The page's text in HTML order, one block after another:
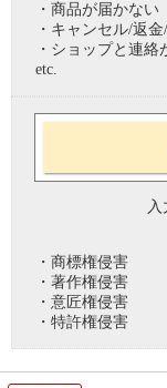
・商品が届かない
・キャンセル/返
・ショップと連絡
etc.
入
・商標権侵害
・著作権侵害
・意匠権侵害
・特許権侵害